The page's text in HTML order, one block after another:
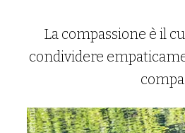
La compassione è il
condividere